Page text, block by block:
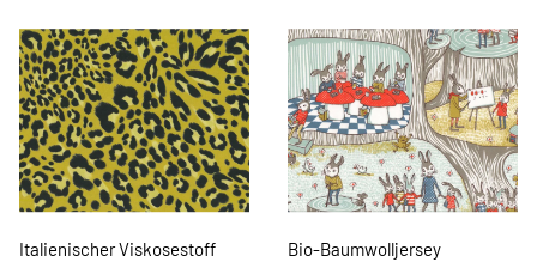
Italienischer Viskosestoff
Bio-Baumwolljersey